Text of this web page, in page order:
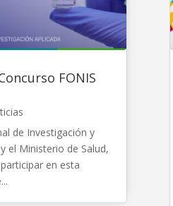
FONIS
de Investigación y
el Ministerio de Salud,
en esta